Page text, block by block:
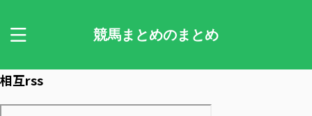
競馬まとめのまとめ
相互rss